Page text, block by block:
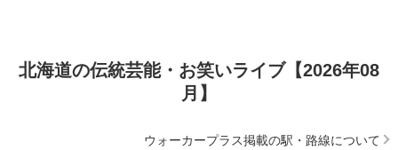
北海道の伝統芸能・お笑いライブ【2026年08
月】
ウォーカープラス掲載の駅・路線について